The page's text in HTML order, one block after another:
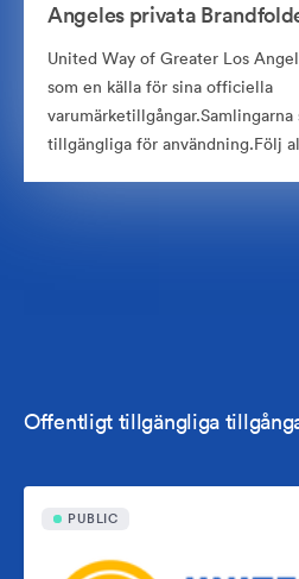
Angeles privata
United Way of Greater Los
som en källa för sina officiella
tillgängliga för användning.Följ
Offentligt tillgängliga
PUBLIC